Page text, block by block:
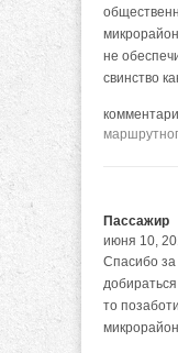
не
свинство
Пассажир
июня 10,
Спасибо
то